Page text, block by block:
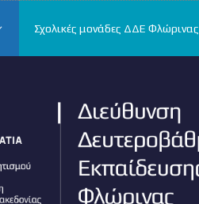
Σχολικές μονάδες ΔΔΕ Φλώρινας